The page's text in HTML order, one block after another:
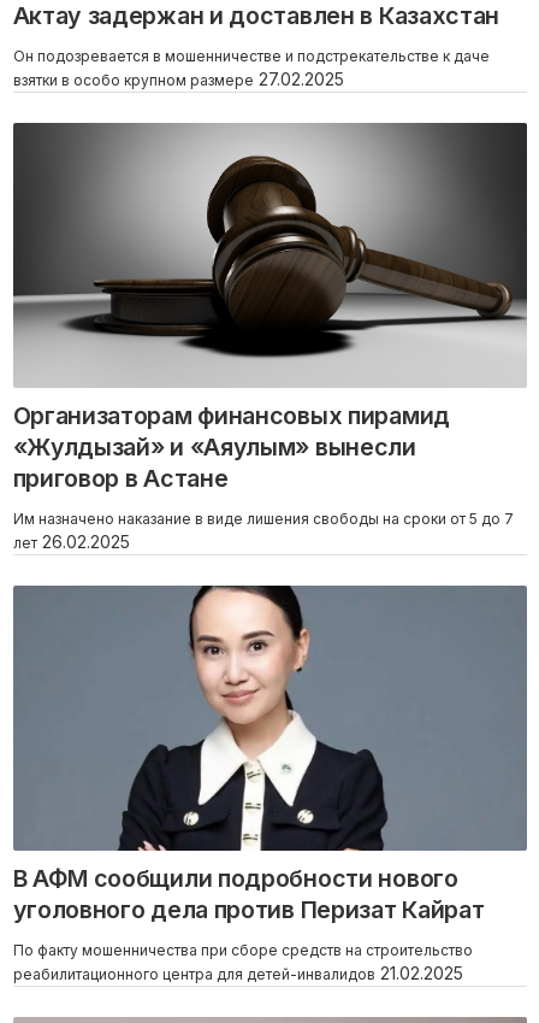
Актау задержан и доставлен в Казахстан
Он подозревается в мошенничестве и подстрекательстве к даче
взятки в особо крупном размере 27.02.2025
Организаторам финансовых пирамид
«Жулдызай» и «Аяулым» вынесли
приговор в Астане
Им назначено наказание в виде лишения свободы на сроки от 5 до 7
лет 26.02.2025
В АФМ сообщили подробности нового
уголовного дела против Перизат Кайрат
По факту мошенничества при сборе средств на строительство
реабилитационного центра для детей-инвалидов 21.02.2025